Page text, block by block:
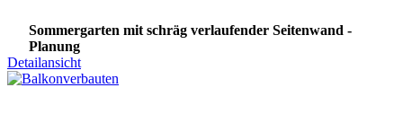
Sommergarten mit schräg verlaufender Seitenwand -
Planung
Detailansicht